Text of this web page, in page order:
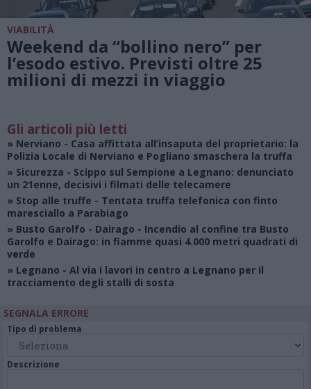
VIABILITÀ
Weekend da “bollino nero” per
l’esodo estivo. Previsti oltre 25
milioni di mezzi in viaggio
Gli articoli più letti
» Nerviano - Casa affittata all’insaputa del proprietario: la
Polizia Locale di Nerviano e Pogliano smaschera la truffa
» Sicurezza - Scippo sul Sempione a Legnano: denunciato
un 21enne, decisivi i filmati delle telecamere
» Stop alle truffe - Tentata truffa telefonica con finto
maresciallo a Parabiago
» Busto Garolfo - Dairago - Incendio al confine tra Busto
Garolfo e Dairago: in fiamme quasi 4.000 metri quadrati di
verde
» Legnano - Al via i lavori in centro a Legnano per il
tracciamento degli stalli di sosta
SEGNALA ERRORE
Tipo di problema
Descrizione